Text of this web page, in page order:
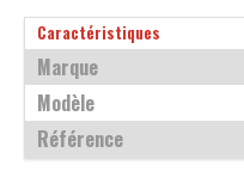
Caractéristiques
Marque
Modèle
Référence